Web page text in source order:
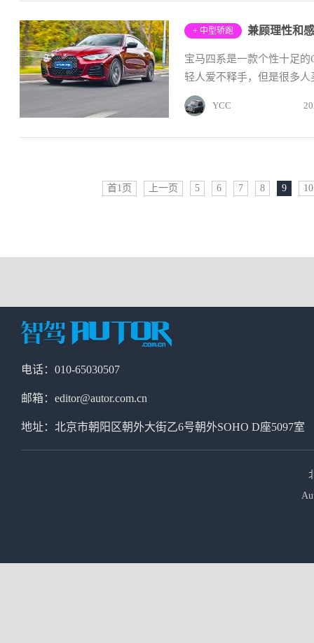
+ 中型轿跑 兼顾理性和
宝马四系是一款个性十足
轻人爱不释手，但是很多人
YCC
首1页 上一页 5 6 7 8 9 10
电话：010-65030507
邮箱：editor@autor.com.cn
地址：北京市朝阳区朝外大街乙6号朝外SOHO D座5097室